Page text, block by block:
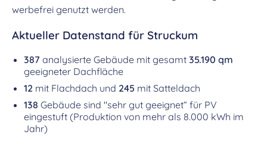
werbefrei genutzt werden.
Aktueller Datenstand für Struckum
387 analysierte Gebäude mit gesamt 35.190 qm
geeigneter Dachfläche
12 mit Flachdach und 245 mit Satteldach
138 Gebäude sind "sehr gut geeignet“ für PV
eingestuft (Produktion von mehr als 8.000 kWh im
Jahr)